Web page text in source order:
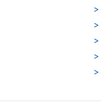
>
>
>
>
>